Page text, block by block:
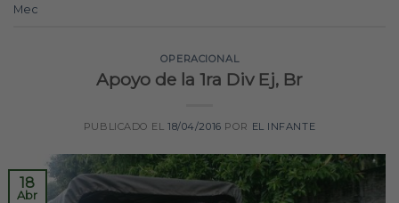
Mec
OPERACIONAL
Apoyo de la 1ra Div Ej, Br
PUBLICADO EL18/04/2016 POR EL INFANTE
18
Abr